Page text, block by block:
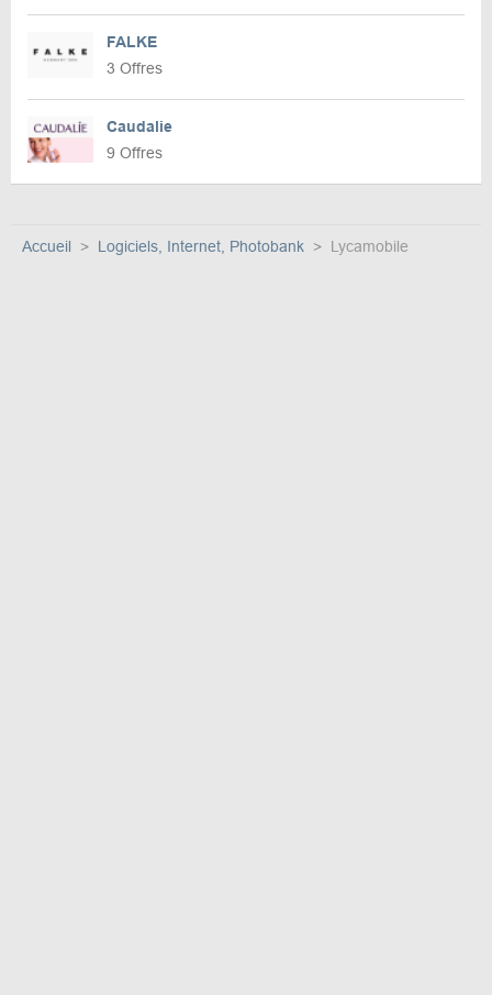
FALKE
3 Offres
Caudalie
9 Offres
Accueil Logiciels, Internet, Photobank Lycamobile